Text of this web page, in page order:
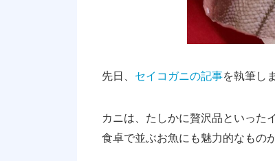
先日、 セイコガニの記事を執筆し
カニは、たしかに贅沢品といった
食卓で並ぶお魚にも魅力的なもの